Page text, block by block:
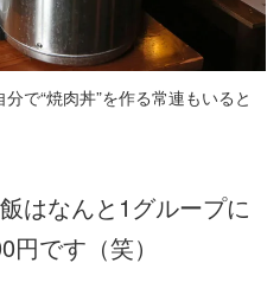
で“焼肉丼”を作る常連もいると
はなんと1グループに
です（笑）